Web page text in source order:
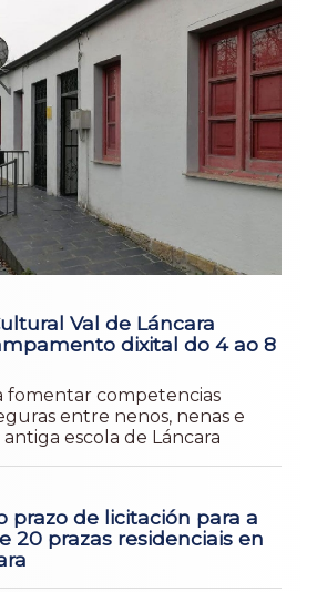
Val de Láncara
dixital do 4 ao 8
fomentar competencias
entre nenos, nenas e
escola de Láncara
prazo de licitación para a
20 prazas residenciais en